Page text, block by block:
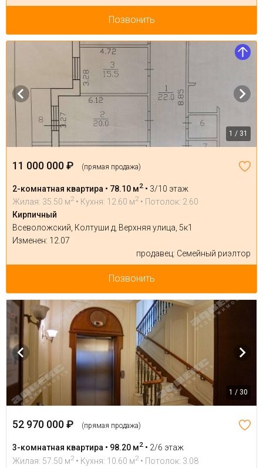
Позвонить
1 / 31
11 000 000 ₽ (прямая продажа)
2-комнатная квартира • 78.10 м2 • 3/10 этаж
Жилая: 35.50 м2 • Кухня: 12.60 м2 • Потолок: 2.60
Кирпичный
Всеволожский, Колтуши д, Верхняя улица, 5к1
Изменен: 12.07
продавец: Семейный риэлтор
Позвонить
1 / 30
52 970 000 ₽ (прямая продажа)
3-комнатная квартира • 98.20 м2 • 2/6 этаж
Жилая: 57.50 м2 • Кухня: 10.60 м2 • Потолок: 3.08